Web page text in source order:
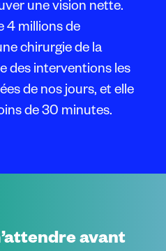
une vision nette.
4 millions de
chirurgie de la
des interventions les
de nos jours, et elle
de 30 minutes.
avant